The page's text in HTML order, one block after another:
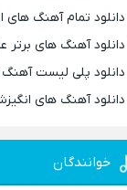
دانلود تمام آهنگ های
دانلود آهنگ های برتر علی
دانلود پلی لیست آهنگ
دانلود آهنگ های انگیزشی
خوانندگان